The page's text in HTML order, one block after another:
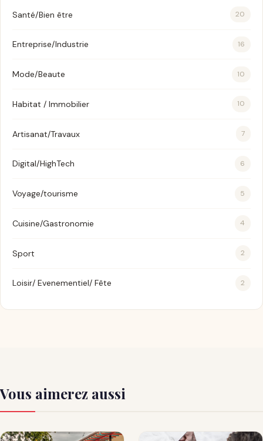
Santé/Bien être 20
Entreprise/Industrie 16
Mode/Beaute 10
Habitat / Immobilier 10
Artisanat/Travaux 7
Digital/HighTech 6
Voyage/tourisme 5
Cuisine/Gastronomie 4
Sport 2
Loisir/ Evenementiel/ Fête 2
Vous aimerez aussi